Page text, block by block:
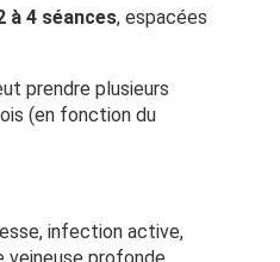
à 4 séances, espacées
prendre plusieurs
(en fonction du
infection active,